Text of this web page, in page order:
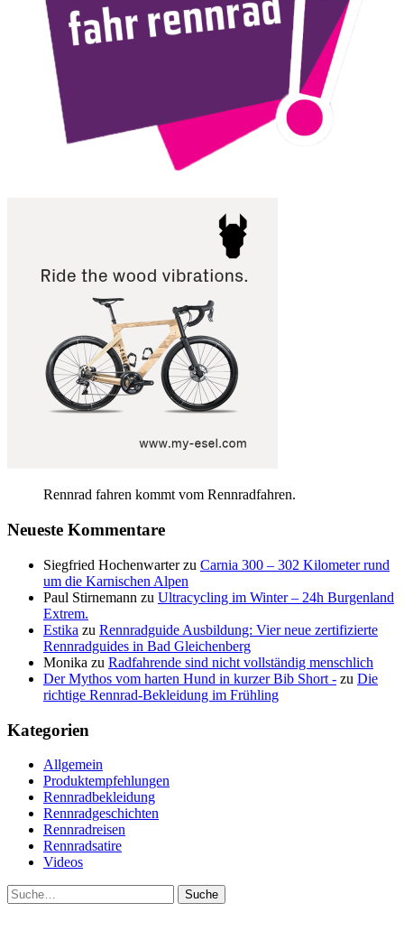
Rennrad fahren kommt vom Rennradfahren.
Neueste Kommentare
Siegfried Hochenwarterzu Carnia 300 – 302 Kilometer rund
um die Karnischen Alpen
Paul Stirnemann zu Ultracycling im Winter – 24h Burgenland
Extrem.
Estika zu Rennradguide Ausbildung: Vier neue zertifizierte
Rennradguides in Bad Gleichenberg
Monika zu Radfahrende sind nicht vollständig menschlich
Der Mythos vom harten Hund in kurzer Bib Short - zu Die
richtige Rennrad-Bekleidung im Frühling
Kategorien
Allgemein
Produktempfehlungen
Rennradbekleidung
Rennradgeschichten
Rennradreisen
Rennradsatire
Videos
Suche